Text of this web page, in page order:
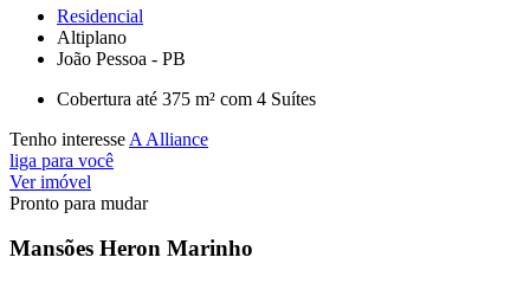
Residencial
Altiplano
João Pessoa - PB
Cobertura até 375 m² com 4 Suítes
Tenho interesse A Alliance
liga para você
Ver imóvel
Pronto para mudar
Mansões Heron Marinho